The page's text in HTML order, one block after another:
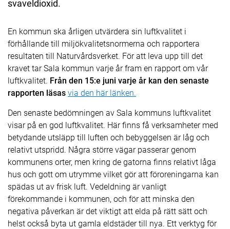
svaveldioxid.
En kommun ska årligen utvärdera sin luftkvalitet i
förhållande till miljökvalitetsnormerna och rapportera
resultaten till Naturvårdsverket. För att leva upp till det
kravet tar Sala kommun varje år fram en rapport om vår
luftkvalitet. Från den 15:e juni varje år kan den senaste
rapporten läsas via den här länken.
Den senaste bedömningen av Sala kommuns luftkvalitet
visar på en god luftkvalitet. Här finns få verksamheter med
betydande utsläpp till luften och bebyggelsen är låg och
relativt utspridd. Några större vägar passerar genom
kommunens orter, men kring de gatorna finns relativt låga
hus och gott om utrymme vilket gör att föroreningarna kan
spädas ut av frisk luft. Vedeldning är vanligt
förekommande i kommunen, och för att minska den
negativa påverkan är det viktigt att elda på rätt sätt och
helst också byta ut gamla eldstäder till nya. Ett verktyg för